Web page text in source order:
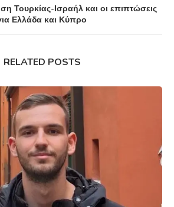
Τουρκίας-Ισραήλ και οι επιπτώσεις
Ελλάδα και Κύπρο
RELATED POSTS